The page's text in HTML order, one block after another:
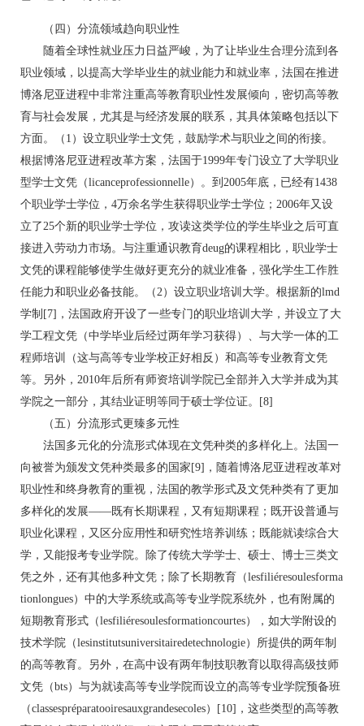
（四）分流领域趋向职业性
随着全球性就业压力日益严峻，为了让毕业生合理分流到各
职业领域，以提高大学毕业生的就业能力和就业率，法国在推进
博洛尼亚进程中非常注重高等教育职业性发展倾向，密切高等教
育与社会发展，尤其是与经济发展的联系，其具体策略包括以下
方面。（1）设立职业学士文凭，鼓励学术与职业之间的衔接。
根据博洛尼亚进程改革方案，法国于1999年专门设立了大学职业
型学士文凭（licanceprofessionnelle）。到2005年底，已经有1438
个职业学士学位，4万余名学生获得职业学士学位；2006年又设
立了25个新的职业学士学位，攻读这类学位的学生毕业之后可直
接进入劳动力市场。与注重通识教育deug的课程相比，职业学士
文凭的课程能够使学生做好更充分的就业准备，强化学生工作胜
任能力和职业必备技能。（2）设立职业培训大学。根据新的lmd
学制[7]，法国政府开设了一些专门的职业培训大学，并设立了大
学工程文凭（中学毕业后经过两年学习获得）、与大学一体的工
程师培训（这与高等专业学校正好相反）和高等专业教育文凭
等。另外，2010年后所有师资培训学院已全部并入大学并成为其
学院之一部分，其结业证明等同于硕士学位证。[8]
（五）分流形式更臻多元性
法国多元化的分流形式体现在文凭种类的多样化上。法国一
向被誉为颁发文凭种类最多的国家[9]，随着博洛尼亚进程改革对
职业性和终身教育的重视，法国的教学形式及文凭种类有了更加
多样化的发展——既有长期课程，又有短期课程；既开设普通与
职业化课程，又区分应用性和研究性培养训练；既能就读综合大
学，又能报考专业学院。除了传统大学学士、硕士、博士三类文
凭之外，还有其他多种文凭；除了长期教育（lesfiliéresoulesforma
tionlongues）中的大学系统或高等专业学院系统外，也有附属的
短期教育形式（lesfiliéresoulesformationcourtes），如大学附设的
技术学院（lesinstitutsuniversitairedetechnologie）所提供的两年制
的高等教育。另外，在高中设有两年制技职教育以取得高级技师
文凭（bts）与为就读高等专业学院而设立的高等专业学院预备班
（classespréparatooiresauxgrandesecoles）[10]，这些类型的高等教